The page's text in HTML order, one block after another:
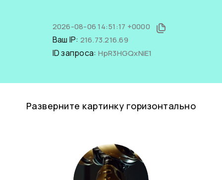
2026-08-06 14:51:17 +0000
Ваш IP: 216.73.216.69
ID запроса: HpR3HGQxNiE1
Разверните картинку горизонтально